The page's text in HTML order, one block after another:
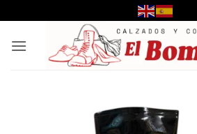
al
contenido